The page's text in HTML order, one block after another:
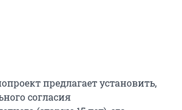
предлагает установить,
согласия